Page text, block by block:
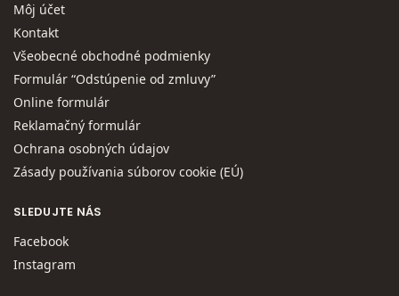
Môj účet
Kontakt
Všeobecné obchodné podmienky
Formulár “Odstúpenie od zmluvy”
Online formulár
Reklamačný formulár
Ochrana osobných údajov
Zásady používania súborov cookie (EÚ)
SLEDUJTE NÁS
Facebook
Instagram